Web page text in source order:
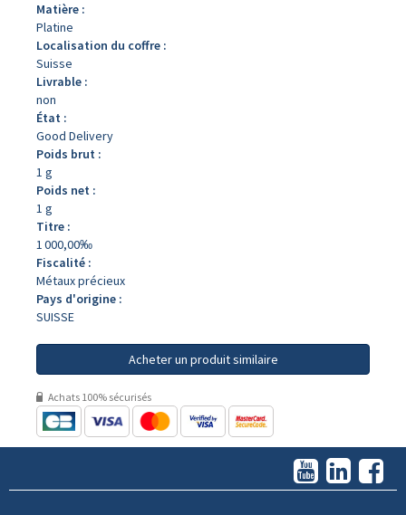
Matière :
Platine
Localisation du coffre :
Suisse
Livrable :
non
État :
Good Delivery
Poids brut :
1 g
Poids net :
1 g
Titre :
1 000,00‰
Fiscalité :
Métaux précieux
Pays d'origine :
SUISSE
Acheter un produit similaire
Achats 100% sécurisés